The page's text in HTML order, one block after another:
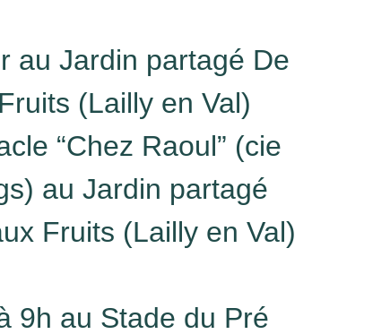
au Jardin partagé De
(Lailly en Val)
“Chez Raoul” (cie
au Jardin partagé
Fruits (Lailly en Val)
9h au Stade du Pré